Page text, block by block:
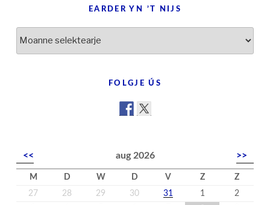
EARDER YN ’T NIJS
yn
FOLGJE ÚS
<< aug 2026 >>
M D W D V Z
Z
27
28 29 30 31 1
2